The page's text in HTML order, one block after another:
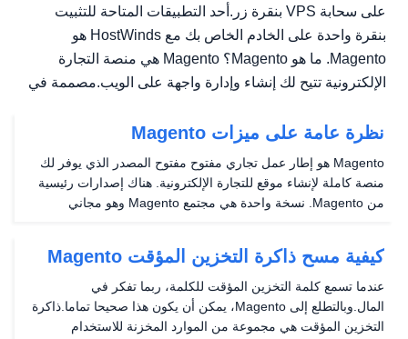
على سحابة VPS بنقرة زر.أحد التطبيقات المتاحة للتثبيت
بنقرة واحدة على الخادم الخاص بك مع HostWinds هو
Magento. ما هو Magento؟ Magento هي منصة التجارة
الإلكترونية تتيح لك إنشاء وإدارة واجهة على الويب.مصممة في
نظرة عامة على ميزات Magento
Magento هو إطار عمل تجاري مفتوح مفتوح المصدر الذي يوفر لك
منصة كاملة لإنشاء موقع للتجارة الإلكترونية. هناك إصدارات رئيسية
من Magento. نسخة واحدة هي مجتمع Magento وهو مجاني
كيفية مسح ذاكرة التخزين المؤقت Magento
عندما تسمع كلمة التخزين المؤقت للكلمة، ربما تفكر في
المال.وبالتطلع إلى Magento، يمكن أن يكون هذا صحيحا تماما.ذاكرة
التخزين المؤقت هي مجموعة من الموارد المخزنة للاستخدام